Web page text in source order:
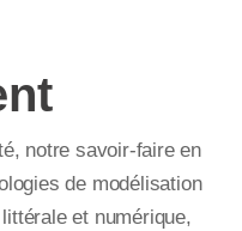
notre savoir-faire en
de modélisation
et numérique,